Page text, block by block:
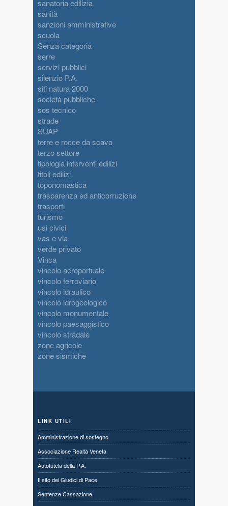
sanatoria edilizia
sanità
sanzioni amministrative
scuola
Senza categoria
serre
servizi pubblici
silenzio P.A.
siti natura 2000
società pubbliche
sos tecnico
strade
SUAP
terre e rocce da scavo
terzo settore
tipologia interventi edilizi
titoli edilizi
toponomastica
trasparenza ed anticorruzione
trasporti
turismo
usi civici
vas e via
verde privato
Vinca
vincolo aeroportuale
vincolo ferroviario
vincolo idraulico
vincolo idrogeologico
vincolo monumentale
vincolo paesaggistico
vincolo stradale
zone agricole
zone sismiche
LINK UTILI
Amministrazione di sostegno
Associazione Realtà Veneta
Autotutela della P.A.
Il sito dei Giudici di Pace
Sentenze Cassazione